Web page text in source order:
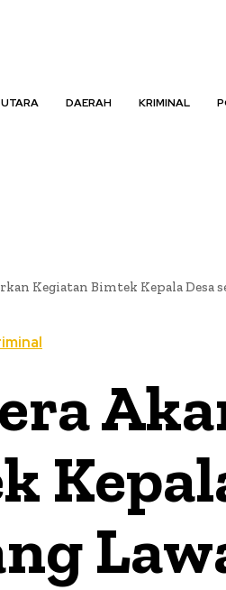
DAERAH KRIMINAL
Kegiatan Bimtek Kepala Desa